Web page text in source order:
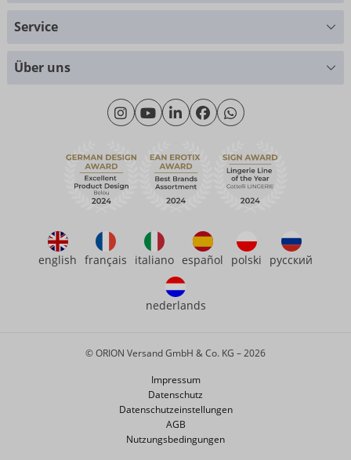
Montag - Donnerstag: 09:00 - 16:00 Uhr
Freitag: 09:00 - 15:00 Uhr
Kontakt
Häufige Fragen
Service
Über uns
Wir über uns
Nachhaltigkeit
eroFame
english français italiano español polski русский
nederlands
Impressum
Datenschutz
Datenschutzeinstellungen
AGB
Nutzungsbedingungen
© ORION Versand GmbH & Co. KG – 2026